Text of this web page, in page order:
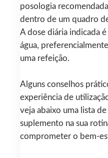
posologia
dentro de um quadro
A dose diária indicada
água,
uma refeição.
Alguns conselhos
experiência de
veja abaixo uma lista
suplemento na sua
comprometer o bem-